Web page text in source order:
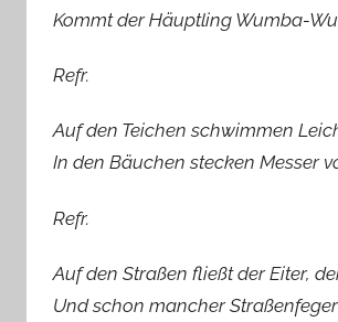
Kommt der Häuptling Wumba-
Refr.
Auf den Teichen schwimmen
In den Bäuchen stecken Messer
Refr.
Auf den Straßen fließt der Eiter,
Und schon mancher